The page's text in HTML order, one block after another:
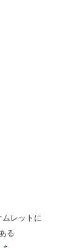
レットに
る